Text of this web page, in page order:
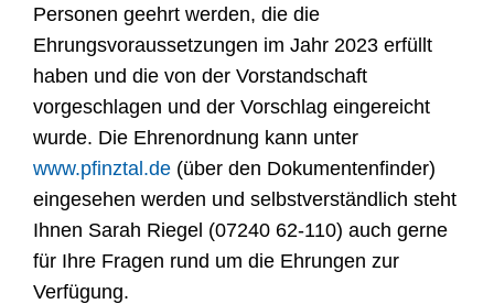
Personen geehrt werden, die die
Ehrungsvoraussetzungen im Jahr 2023 erfüllt
haben und die von der Vorstandschaft
vorgeschlagen und der Vorschlag eingereicht
wurde. Die Ehrenordnung kann unter
www.pfinztal.de (über den Dokumentenfinder)
eingesehen werden und selbstverständlich steht
Ihnen Sarah Riegel (07240 62-110) auch gerne
für Ihre Fragen rund um die Ehrungen zur
Verfügung.